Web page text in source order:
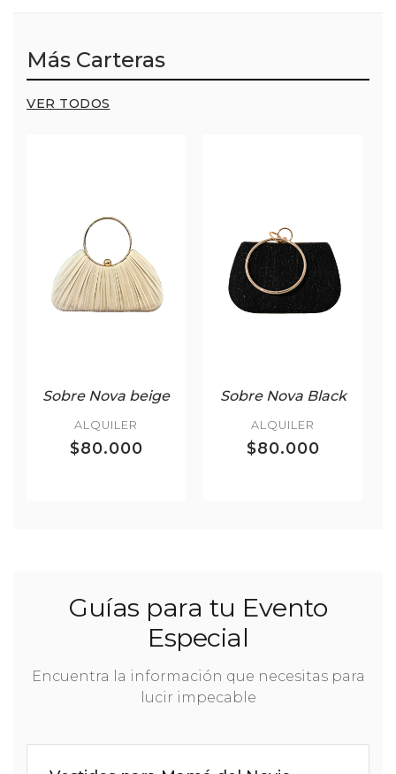
Más Carteras
VER TODOS
Sobre Nova beige
ALQUILER
$80.000
Sobre Nova Black
ALQUILER
$80.000
Guías para tu Evento
Especial
Encuentra la información que necesitas para
lucir impecable